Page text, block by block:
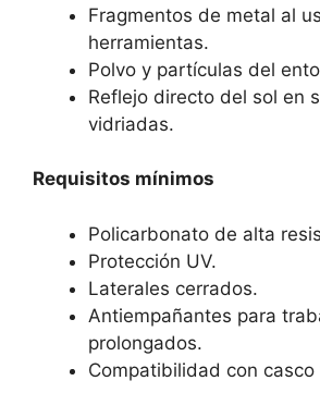
Fragmentos de metal al
herramientas.
Polvo y partículas del
Reflejo directo del sol en
vidriadas.
Requisitos mínimos
Policarbonato de alta
Protección UV.
Laterales cerrados.
Antiempañantes para
prolongados.
Compatibilidad con casco